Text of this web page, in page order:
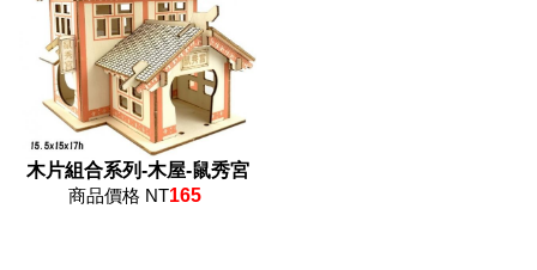
木片組合系列-木屋-鼠秀宮
商品價格 NT165